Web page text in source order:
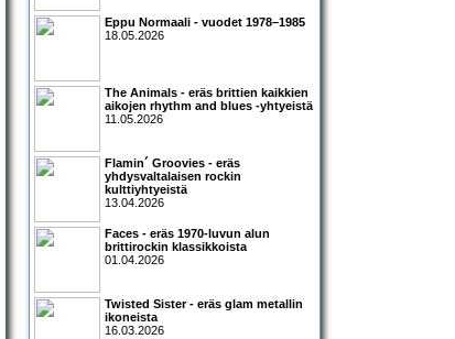
Eppu Normaali - vuodet 1978–1985
18.05.2026
The Animals - eräs brittien kaikkien
aikojen rhythm and blues -yhtyeistä
11.05.2026
Flamin´ Groovies - eräs
yhdysvaltalaisen rockin
kulttiyhtyeistä
13.04.2026
Faces - eräs 1970-luvun alun
brittirockin klassikkoista
01.04.2026
Twisted Sister - eräs glam metallin
ikoneista
16.03.2026